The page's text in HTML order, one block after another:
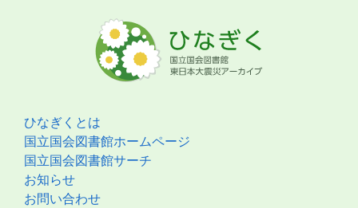
ひなぎくとは
国立国会図書館ホームページ
国立国会図書館サーチ
お知らせ
お問い合わせ